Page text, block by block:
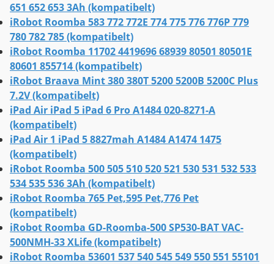
651 652 653 3Ah (kompatibelt)
iRobot Roomba 583 772 772E 774 775 776 776P 779
780 782 785 (kompatibelt)
iRobot Roomba 11702 4419696 68939 80501 80501E
80601 855714 (kompatibelt)
iRobot Braava Mint 380 380T 5200 5200B 5200C Plus
7.2V (kompatibelt)
iPad Air iPad 5 iPad 6 Pro A1484 020-8271-A
(kompatibelt)
iPad Air 1 iPad 5 8827mah A1484 A1474 1475
(kompatibelt)
iRobot Roomba 500 505 510 520 521 530 531 532 533
534 535 536 3Ah (kompatibelt)
iRobot Roomba 765 Pet,595 Pet,776 Pet
(kompatibelt)
iRobot Roomba GD-Roomba-500 SP530-BAT VAC-
500NMH-33 XLife (kompatibelt)
iRobot Roomba 53601 537 540 545 549 550 551 55101